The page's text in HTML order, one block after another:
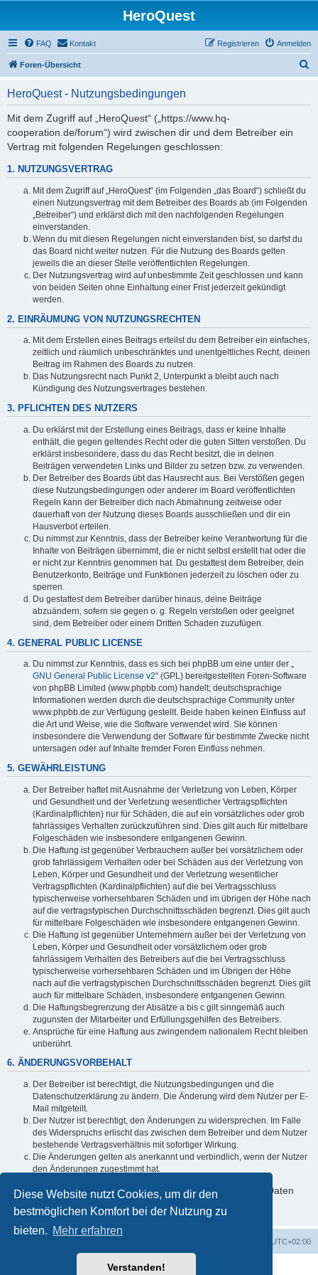
Diese Website nutzt Cookies, um dir den
bestmöglichen Komfort bei der Nutzung zu
bieten. Mehr erfahren
Verstanden!
HeroQuest
FAQ Kontakt Anmelden
Registrieren
Foren-Übersicht
HeroQuest - Nutzungsbedingungen
Mit dem Zugriff auf „HeroQuest“ („https://www.hq-
cooperation.de/forum“) wird zwischen dir und dem Betreiber ein
Vertrag mit folgenden Regelungen geschlossen:
1. NUTZUNGSVERTRAG
Mit dem Zugriff auf „HeroQuest“ (im Folgenden „das Board“) schließt du
einen Nutzungsvertrag mit dem Betreiber des Boards ab (im Folgenden
„Betreiber“) und erklärst dich mit den nachfolgenden Regelungen
einverstanden.
Wenn du mit diesen Regelungen nicht einverstanden bist, so darfst du
das Board nicht weiter nutzen. Für die Nutzung des Boards gelten
jeweils die an dieser Stelle veröffentlichten Regelungen.
Der Nutzungsvertrag wird auf unbestimmte Zeit geschlossen und kann
von beiden Seiten ohne Einhaltung einer Frist jederzeit gekündigt
werden.
2. EINRÄUMUNG VON NUTZUNGSRECHTEN
Mit dem Erstellen eines Beitrags erteilst du dem Betreiber ein einfaches,
zeitlich und räumlich unbeschränktes und unentgeltliches Recht, deinen
Beitrag im Rahmen des Boards zu nutzen.
Das Nutzungsrecht nach Punkt 2, Unterpunkt a bleibt auch nach
Kündigung des Nutzungsvertrages bestehen.
3. PFLICHTEN DES NUTZERS
Du erklärst mit der Erstellung eines Beitrags, dass er keine Inhalte
enthält, die gegen geltendes Recht oder die guten Sitten verstoßen. Du
erklärst insbesondere, dass du das Recht besitzt, die in deinen
Beiträgen verwendeten Links und Bilder zu setzen bzw. zu verwenden.
Der Betreiber des Boards übt das Hausrecht aus. Bei Verstößen gegen
diese Nutzungsbedingungen oder anderer im Board veröffentlichten
Regeln kann der Betreiber dich nach Abmahnung zeitweise oder
dauerhaft von der Nutzung dieses Boards ausschließen und dir ein
Hausverbot erteilen.
Du nimmst zur Kenntnis, dass der Betreiber keine Verantwortung für die
Inhalte von Beiträgen übernimmt, die er nicht selbst erstellt hat oder die
er nicht zur Kenntnis genommen hat. Du gestattest dem Betreiber, dein
Benutzerkonto, Beiträge und Funktionen jederzeit zu löschen oder zu
sperren.
Du gestattest dem Betreiber darüber hinaus, deine Beiträge
abzuändern, sofern sie gegen o. g. Regeln verstoßen oder geeignet
sind, dem Betreiber oder einem Dritten Schaden zuzufügen.
4. GENERAL PUBLIC LICENSE
Du nimmst zur Kenntnis, dass es sich bei phpBB um eine unter der „
GNU General Public License v2“ (GPL) bereitgestellten Foren-Software
von phpBB Limited (www.phpbb.com) handelt; deutschsprachige
Informationen werden durch die deutschsprachige Community unter
www.phpbb.de zur Verfügung gestellt. Beide haben keinen Einfluss auf
die Art und Weise, wie die Software verwendet wird. Sie können
insbesondere die Verwendung der Software für bestimmte Zwecke nicht
untersagen oder auf Inhalte fremder Foren Einfluss nehmen.
5. GEWÄHRLEISTUNG
Der Betreiber haftet mit Ausnahme der Verletzung von Leben, Körper
und Gesundheit und der Verletzung wesentlicher Vertragspflichten
(Kardinalpflichten) nur für Schäden, die auf ein vorsätzliches oder grob
fahrlässiges Verhalten zurückzuführen sind. Dies gilt auch für mittelbare
Folgeschäden wie insbesondere entgangenen Gewinn.
Die Haftung ist gegenüber Verbrauchern außer bei vorsätzlichem oder
grob fahrlässigem Verhalten oder bei Schäden aus der Verletzung von
Leben, Körper und Gesundheit und der Verletzung wesentlicher
Vertragspflichten (Kardinalpflichten) auf die bei Vertragsschluss
typischerweise vorhersehbaren Schäden und im übrigen der Höhe nach
auf die vertragstypischen Durchschnittsschäden begrenzt. Dies gilt auch
für mittelbare Folgeschäden wie insbesondere entgangenen Gewinn.
Die Haftung ist gegenüber Unternehmern außer bei der Verletzung von
Leben, Körper und Gesundheit oder vorsätzlichem oder grob
fahrlässigem Verhalten des Betreibers auf die bei Vertragsschluss
typischerweise vorhersehbaren Schäden und im Übrigen der Höhe
nach auf die vertragstypischen Durchschnittsschäden begrenzt. Dies gilt
auch für mittelbare Schäden, insbesondere entgangenen Gewinn.
Die Haftungsbegrenzung der Absätze a bis c gilt sinngemäß auch
zugunsten der Mitarbeiter und Erfüllungsgehilfen des Betreibers.
Ansprüche für eine Haftung aus zwingendem nationalem Recht bleiben
unberührt.
6. ÄNDERUNGSVORBEHALT
Der Betreiber ist berechtigt, die Nutzungsbedingungen und die
Datenschutzerklärung zu ändern. Die Änderung wird dem Nutzer per E-
Mail mitgeteilt.
Der Nutzer ist berechtigt, den Änderungen zu widersprechen. Im Falle
des Widerspruchs erlischt das zwischen dem Betreiber und dem Nutzer
bestehende Vertragsverhältnis mit sofortiger Wirkung.
Die Änderungen gelten als anerkannt und verbindlich, wenn der Nutzer
den Änderungen zugestimmt hat.
Informationen über den Umgang mit deinen persönlichen Daten
sind in der Datenschutzerklärung enthalten.
UTC+02:00
Powered byphpBB® Forum Software © phpBB Limited